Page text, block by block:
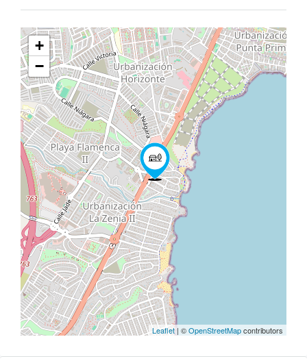
+
−
Leaflet | ©OpenStreetMapcontributors